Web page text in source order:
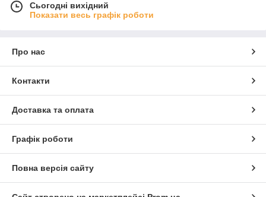
Сьогодні вихідний
Показати весь графік роботи
Про нас
Контакти
Доставка та оплата
Графік роботи
Повна версія сайту